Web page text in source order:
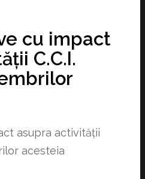
cu impact
C.C.I.
asupra activității
acesteia